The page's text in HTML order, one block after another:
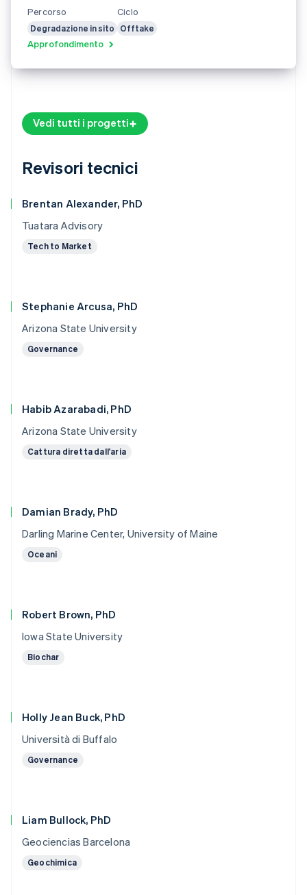
Percorso
Degradazione in sito
Ciclo
Offtake
Approfondimento
Vedi tutti i progetti
Revisori tecnici
Brentan Alexander, PhD
Tuatara Advisory
Tech to Market
Stephanie Arcusa, PhD
Arizona State University
Governance
Habib Azarabadi, PhD
Arizona State University
Cattura diretta dall'aria
Damian Brady, PhD
Darling Marine Center, University of Maine
Oceani
Robert Brown, PhD
Iowa State University
Biochar
Holly Jean Buck, PhD
Università di Buffalo
Governance
Liam Bullock, PhD
Geociencias Barcelona
Geochimica